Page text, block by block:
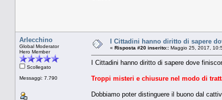
Arlecchino
Global Moderator
Hero Member
Scollegato
Messaggi: 7.790
I Cittadini hanno diritto di sapere
« Risposta #20 inserito:: Maggio 25, 2017,
I Cittadini hanno diritto di sapere dove
Troppi misteri e chiusure nel modo di
Dobbiamo poter distinguere il buono dal